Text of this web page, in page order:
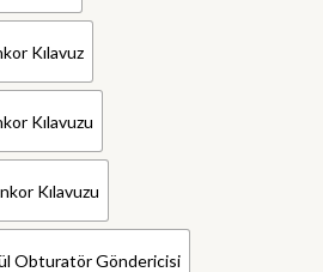
Kılavuz
Kılavuzu
Kılavuzu
Obturatör Göndericisi